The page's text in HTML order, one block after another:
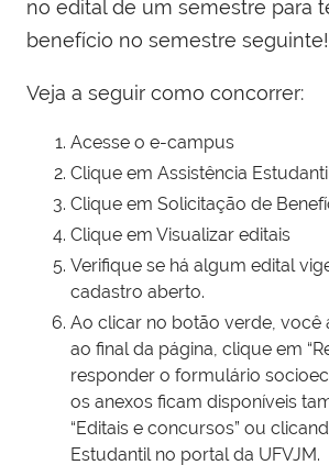
no edital de um semestre para
benefício no semestre seguinte!
Veja a seguir como concorrer:
Acesse o e-campus
Clique em Assistência
Clique em Solicitação de
Clique em Visualizar editais
Verifique se há algum edital
cadastro aberto.
Ao clicar no botão verde, você
ao final da página, clique em
responder o formulário
os anexos ficam disponíveis
“Editais e concursos” ou
Estudantil no portal da UFVJM.